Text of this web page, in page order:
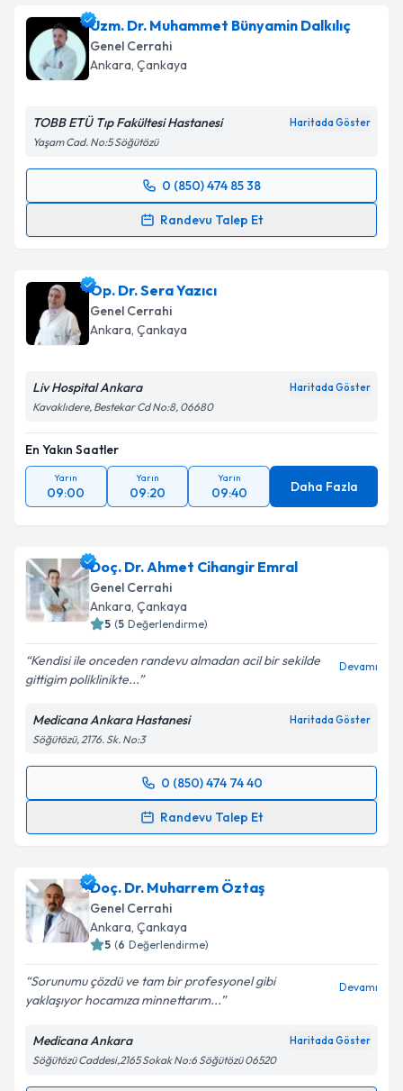
Uzm. Dr. Muhammet Bünyamin Dalkılıç
Genel Cerrahi
Ankara, Çankaya
TOBB ETÜ Tıp Fakültesi Hastanesi Haritada Göster
Yaşam Cad. No:5 Söğütözü
0 (850) 474 85 38
Randevu Talep Et
Randevu Takvimi Talebi
randevu almanız için bir takvim hazırlandığında e-
posta ile bilgilendireceğiz.
E-posta Adresiniz
Kişisel verilerimin işlenmesine ilişkinAydınlatma
Metni
kapsamda işlenmesini kabul ediyorum.
Op. Dr. Sera Yazıcı
Genel Cerrahi
Ankara, Çankaya
Liv Hospital Ankara Haritada Göster
Kavaklıdere, Bestekar Cd No:8, 06680
En Yakın Saatler
Yarın
09:00
Yarın
09:20
Yarın
09:40 Daha Fazla
Doç. Dr. Ahmet Cihangir Emral
Genel Cerrahi
Ankara, Çankaya
5 (5 Değerlendirme)
Kendisi ile onceden randevu almadan acil bir sekilde
gittigim poliklinikte...
Devamı
Medicana Ankara Hastanesi Haritada Göster
Söğütözü, 2176. Sk. No:3
0 (850) 474 74 40
Randevu Talep Et
Randevu Takvimi Talebi
için bir takvim hazırlandığında e-posta ile
bilgilendireceğiz.
E-posta Adresiniz
Metni'ni okudum ve kişisel verilerimin belirtilen
kapsamda işlenmesini kabul ediyorum.
Doç. Dr. Muharrem Öztaş
Genel Cerrahi
Ankara, Çankaya
5 (6 Değerlendirme)
Sorunumu çözdü ve tam bir profesyonel gibi
yaklaşıyor hocamıza minnettarım...
Devamı
Medicana Ankara Haritada Göster
Söğütözü Caddesi,2165 Sokak No:6 Söğütözü 06520